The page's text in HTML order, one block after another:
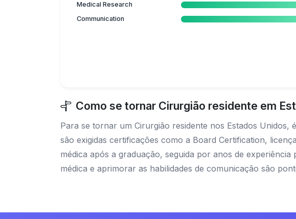
Medical Research
Communication
Como se tornar Cirurgião residente em
Para se tornar um Cirurgião residente nos Estados
são exigidas certificações como a Board Certification,
médica após a graduação, seguida por anos de
médica e aprimorar as habilidades de comunicação são